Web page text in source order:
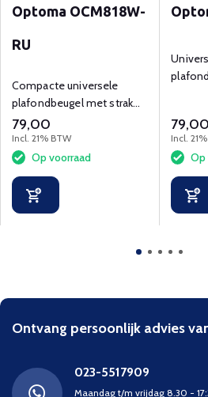
Optoma OCM818W-
RU
Compacte universele
plafondbeugel met strak
low-profile ontwerp.
79,00
Incl. 21% BTW
Op voorraad
79,00
Incl.
Op
Ontvang persoonlijk advies
023-5517909
Maandag t/m vrijdag 8.30 -